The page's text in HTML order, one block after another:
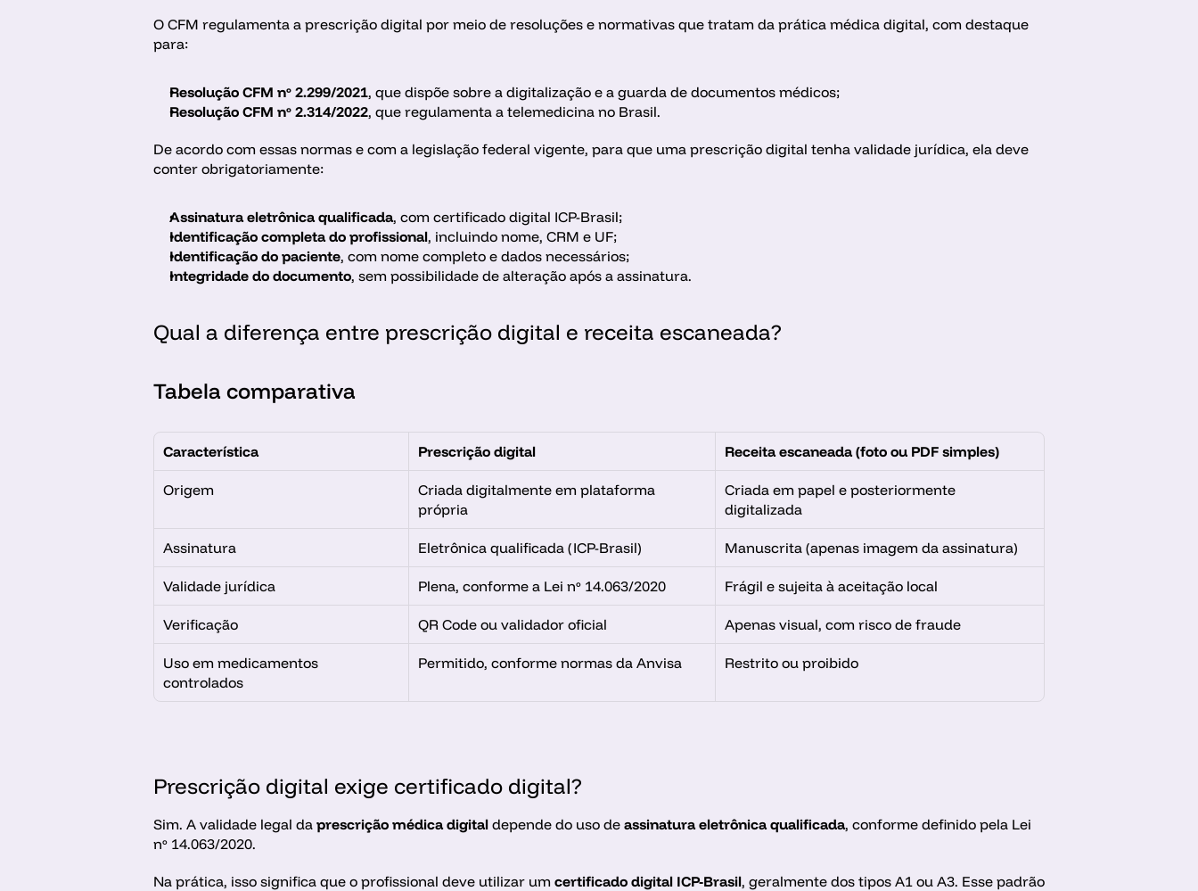
O CFM regulamenta a prescrição digital por meio de resoluções e normativas que tratam da prática médica digital, com destaque
para:
Resolução CFM nº 2.299/2021, que dispõe sobre a digitalização e a guarda de documentos médicos;
Resolução CFM nº 2.314/2022, que regulamenta a telemedicina no Brasil.
De acordo com essas normas e com a legislação federal vigente, para que uma prescrição digital tenha validade jurídica, ela deve
conter obrigatoriamente:
Assinatura eletrônica qualificada, com certificado digital ICP-Brasil;
Identificação completa do profissional, incluindo nome, CRM e UF;
Identificação do paciente, com nome completo e dados necessários;
Integridade do documento, sem possibilidade de alteração após a assinatura.
Qual a diferença entre prescrição digital e receita escaneada?
Tabela comparativa
Característica Prescrição digital Receita escaneada (foto ou PDF simples)
Origem
Criada digitalmente em plataforma
própria
Criada em papel e posteriormente
digitalizada
Assinatura Eletrônica qualificada (ICP-Brasil) Manuscrita (apenas imagem da assinatura)
Validade jurídica Plena, conforme a Lei nº 14.063/2020 Frágil e sujeita à aceitação local
Verificação QR Code ou validador oficial Apenas visual, com risco de fraude
Uso em medicamentos
controlados
Permitido, conforme normas da Anvisa Restrito ou proibido
Prescrição digital exige certificado digital?
Sim. A validade legal da prescrição médica digital depende do uso de assinatura eletrônica qualificada, conforme definido pela Lei
nº 14.063/2020.
Na prática, isso significa que o profissional deve utilizar um certificado digital ICP-Brasil, geralmente dos tipos A1 ou A3. Esse padrão